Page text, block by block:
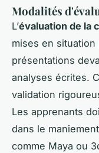
Modalités
L’évaluation de la
mises en
présentations
analyses écrites.
validation
Les apprenants
dans le
comme Maya ou